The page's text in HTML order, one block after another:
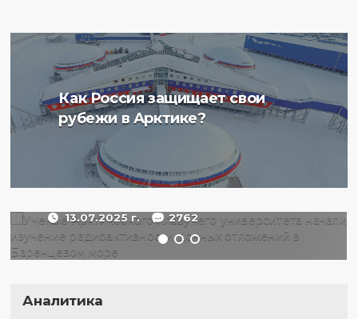
Как Россия защищает свои
рубежи в Арктике?
Ученые Арктического
плавучего университета
радиоактивности донных
отложений в Баренцевом
13.07.2025 г. 2762
Аналитика